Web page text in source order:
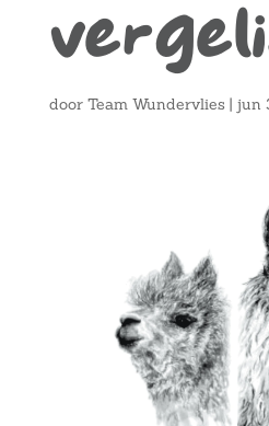
door Team Wundervlies | jun